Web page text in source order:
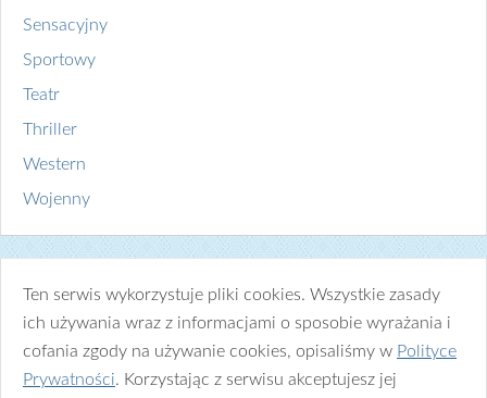
Sensacyjny
Sportowy
Teatr
Thriller
Western
Wojenny
Ten serwis wykorzystuje pliki cookies. Wszystkie zasady
ich używania wraz z informacjami o sposobie wyrażania i
cofania zgody na używanie cookies, opisaliśmy w Polityce
Prywatności. Korzystając z serwisu akceptujesz jej